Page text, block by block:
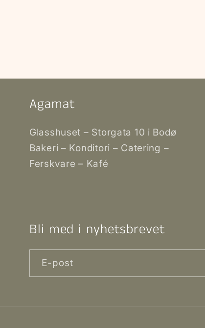
Agamat
Glasshuset – Storgata 10 i Bodø
Bakeri – Konditori – Catering –
Ferskvare – Kafé
Bli med i nyhetsbrevet
E-post